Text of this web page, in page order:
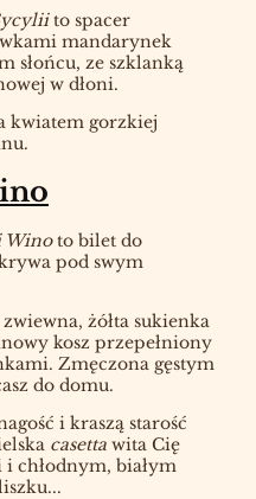
to spacer
mandarynek
słońcu, ze szklanką
w dłoni.
kwiatem gorzkiej
.
Winoto bilet do
pod swym
żółta sukienka
kosz przepełniony
Zmęczona gęstym
do domu.
i kraszą starość
casetta wita Cię
chłodnym, białym